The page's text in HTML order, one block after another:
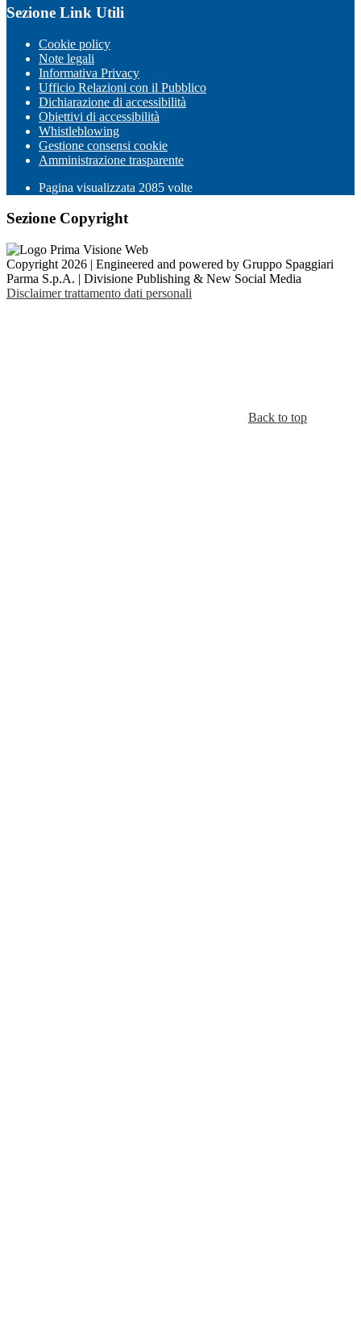
Sezione Link Utili
Cookie policy
Note legali
Informativa Privacy
Ufficio Relazioni con il Pubblico
Dichiarazione di accessibilità
Obiettivi di accessibilità
Whistleblowing
Gestione consensi cookie
Amministrazione trasparente
Pagina visualizzata 2085 volte
Sezione Copyright
Copyright 2026 | Engineered and powered by Gruppo Spaggiari
Parma S.p.A. | Divisione Publishing & New Social Media
Disclaimer trattamento dati personali
Back to top